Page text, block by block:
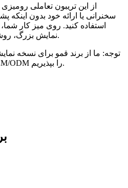
از این تریبون تعاملی
سخنرانی یا ارائه خود بدون اینکه
استفاده کنید. روی میز کار
نمایش بزرگ، روشن و فوق‌العاده پاسخگو است.
توجه: ما از برند قمو برای نسخه
که در تولید انبوه می‌توانیم OEM/ODM را بپذیریم.